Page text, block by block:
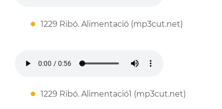
1229 Ribó. Alimentació (mp3cut.net)
1229 Ribó. Alimentació1 (mp3cut.net)